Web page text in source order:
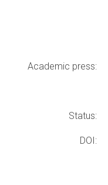
Academic press:
Status:
DOI: